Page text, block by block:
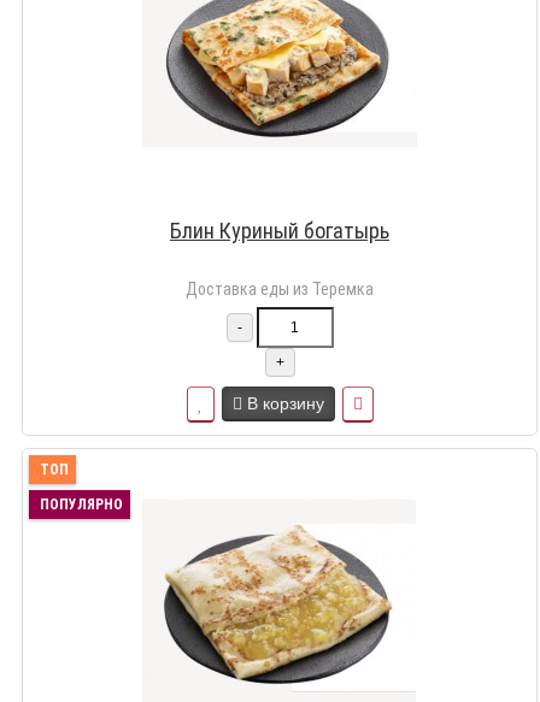
Блин Куриный богатырь
Доставка еды из Теремка
-
+
В корзину
ТОП
ПОПУЛЯРНО